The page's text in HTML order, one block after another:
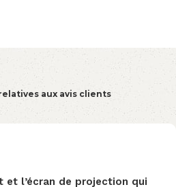
aux avis clients
et l’écran de projection qui